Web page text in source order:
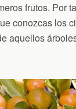
frutos. Por
conozcas los
aquellos